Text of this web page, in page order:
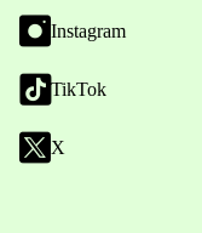
Instagram
TikTok
X